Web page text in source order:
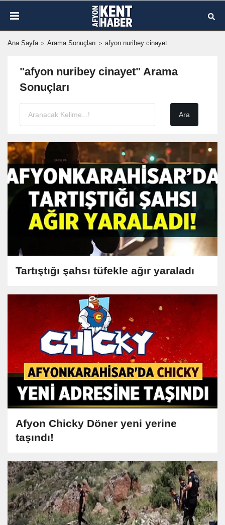
Ana Sayfa Arama Sonuçları afyon nuribey cinayet
"afyon nuribey cinayet" Arama
Sonuçları
Tartıştığı şahsı tüfekle ağır yaraladı
Afyon Chicky Döner yeni yerine
taşındı!